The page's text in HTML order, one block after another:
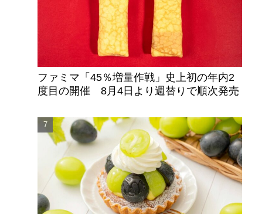
ファミマ「45％増量作戦」史上初の年内2
度目の開催 8月4日より週替りで順次発売